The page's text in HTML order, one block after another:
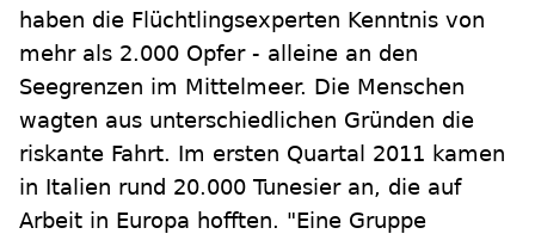
haben die Flüchtlingsexperten Kenntnis von
mehr als 2.000 Opfer - alleine an den
Seegrenzen im Mittelmeer. Die Menschen
wagten aus unterschiedlichen Gründen die
riskante Fahrt. Im ersten Quartal 2011 kamen
in Italien rund 20.000 Tunesier an, die auf
Arbeit in Europa hofften. "Eine Gruppe